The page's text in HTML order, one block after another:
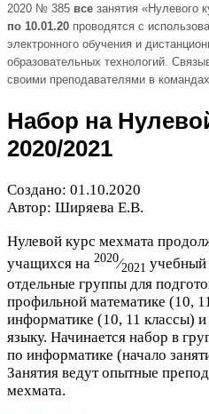
2020 № 385 все занятия «Нулевого
по 10.01.20 проводятся с
электронного обучения и
образовательных технологий.
своими преподавателями в
Набор на
2020/​2021
Создано: 01.10.2020
Автор: Ширяева Е.В.
Нулевой курс мехмата
учащихся на 2020⁄2021 учебный
отдельные группы для
профильной математике (10,
информатике (10, 11 классы)
языку. Начинается набор в
по информатике (начало
Занятия ведут опытные
мехмата.